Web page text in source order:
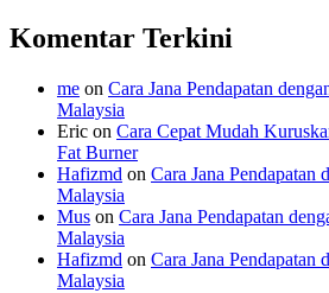
Komentar Terkini
me on Cara Jana Pendapatan
Malaysia
Eric on Cara Cepat Mudah
Fat Burner
Hafizmd on Cara Jana Pendapatan
Malaysia
Mus on Cara Jana Pendapatan
Malaysia
Hafizmd on Cara Jana Pendapatan
Malaysia